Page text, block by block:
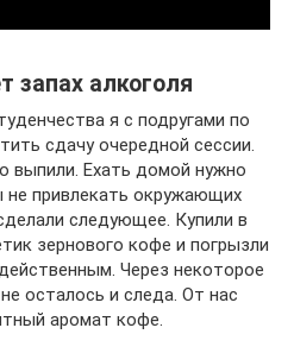
запах алкоголя
я с подругами по
сдачу очередной сессии.
выпили. Ехать домой нужно
привлекать окружающих
следующее. Купили в
зернового кофе и погрызли
Через некоторое
осталось и следа. От нас
аромат кофе.